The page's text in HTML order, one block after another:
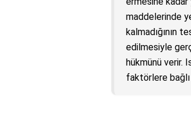
maddelerinde
kalmadığının
edilmesiyle
hükmünü verir.
faktörlere bağlı